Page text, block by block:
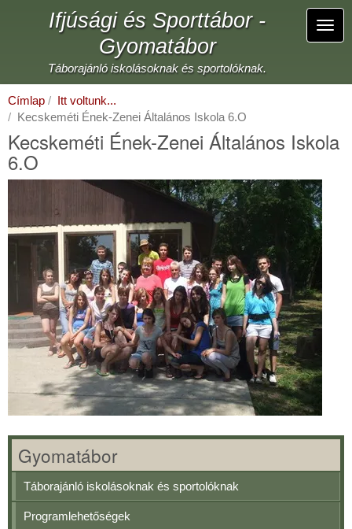
Ifjúsági és Sporttábor -
Gyomatábor
Táborajánló iskolásoknak és sportolóknak.
Címlap
Itt voltunk...
Kecskeméti Ének-Zenei Általános Iskola 6.O
Kecskeméti Ének-Zenei Általános Iskola
6.O
Gyomatábor
Táborajánló iskolásoknak és sportolóknak
Programlehetőségek